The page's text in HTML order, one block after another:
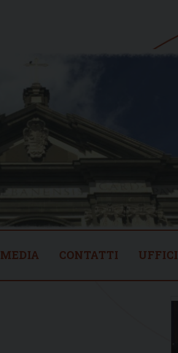
MEDIA CONTATTI UFFICI